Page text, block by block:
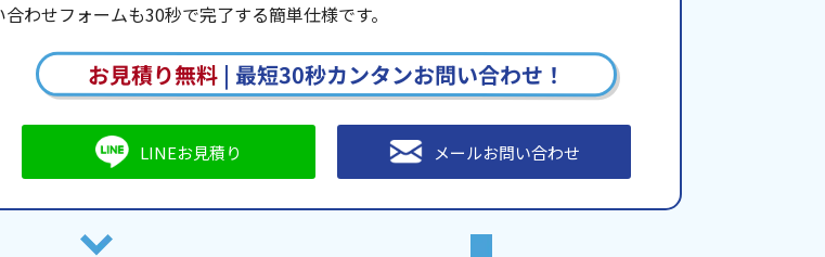
わせフォームも30秒で完了する簡単仕様です。
お見積り無料| 最短30秒カンタンお問い合わせ！
LINEお見積り メールお問い合わせ